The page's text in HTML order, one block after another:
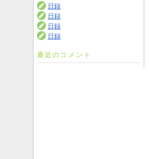
日録
日録
日録
日録
最近のコメント